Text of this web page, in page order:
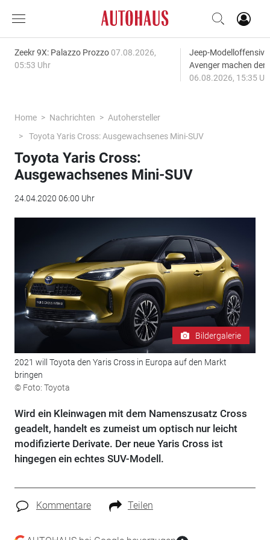
Zeekr 9X: Palazzo Prozzo 07.08.2026,
05:53 Uhr
Jeep-
Avenger machen
06.08.2026, 15:35
Home Nachrichten
Autohersteller
Toyota Yaris Cross: Ausgewachsenes Mini-SUV
Toyota Yaris Cross:
Ausgewachsenes Mini-SUV
24.04.2020 06:00 Uhr
Bildergalerie
2021 will Toyota den Yaris Cross in Europa auf den Markt
bringen
© Foto: Toyota
Wird ein Kleinwagen mit dem Namenszusatz Cross
geadelt, handelt es zumeist um optisch nur leicht
modifizierte Derivate. Der neue Yaris Cross ist
hingegen ein echtes SUV-Modell.
Kommentare Teilen